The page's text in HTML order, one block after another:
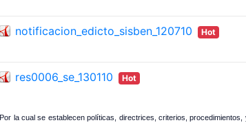
notificacion_edicto_sisben_120710 Hot
res0006_se_130110 Hot
Por la cual se establecen políticas, directrices, criterios,